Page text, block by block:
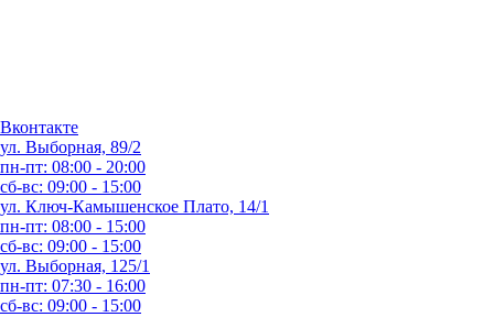
Вконтакте
ул. Выборная, 89/2
пн-пт: 08:00 - 20:00
сб-вс: 09:00 - 15:00
ул. Ключ-Камышенское Плато, 14/1
пн-пт: 08:00 - 15:00
сб-вс: 09:00 - 15:00
ул. Выборная, 125/1
пн-пт: 07:30 - 16:00
сб-вс: 09:00 - 15:00